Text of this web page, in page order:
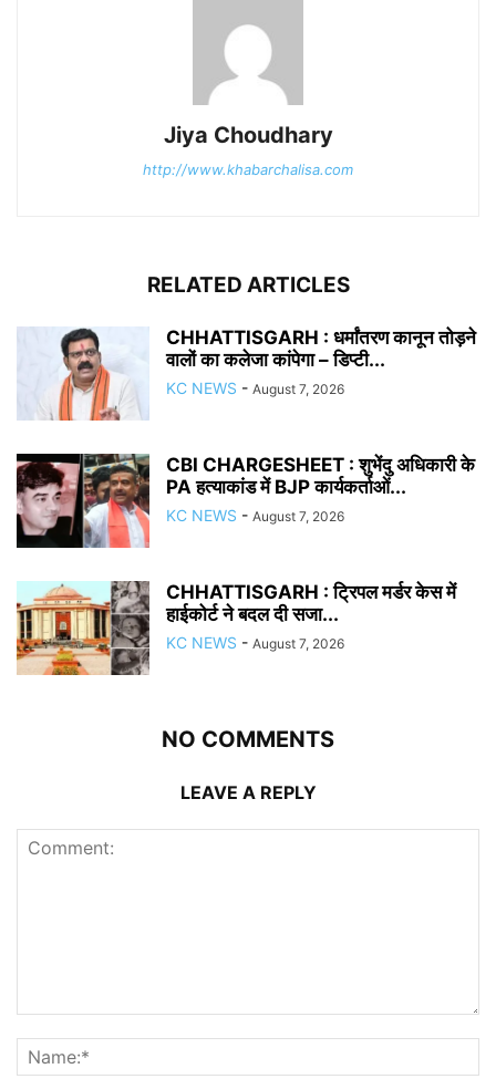
Jiya Choudhary
http://www.khabarchalisa.com
RELATED ARTICLES
CHHATTISGARH : धर्मांतरण कानून तोड़ने
वालों का कलेजा कांपेगा – डिप्टी...
KC NEWS - August 7, 2026
CBI CHARGESHEET : शुभेंदु अधिकारी के
PA हत्याकांड में BJP कार्यकर्ताओं...
KC NEWS - August 7, 2026
CHHATTISGARH : ट्रिपल मर्डर केस में
हाईकोर्ट ने बदल दी सजा...
KC NEWS - August 7, 2026
NO COMMENTS
LEAVE A REPLY